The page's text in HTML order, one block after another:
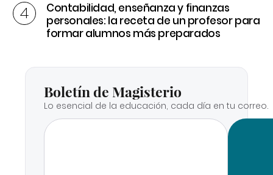
Contabilidad, enseñanza y finanzas
personales: la receta de un profesor para
formar alumnos más preparados
Boletín de Magisterio
Lo esencial de la educación, cada día en tu correo.